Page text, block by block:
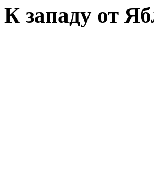
К западу от